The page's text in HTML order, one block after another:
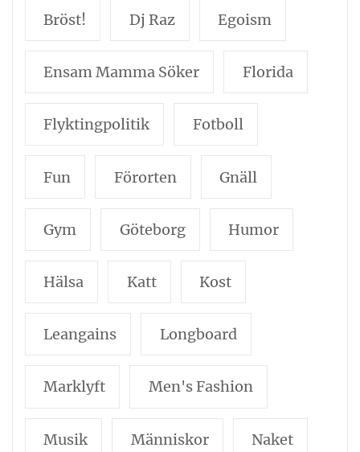
Bröst! Dj Raz Egoism
Ensam Mamma Söker Florida
Flyktingpolitik Fotboll
Fun Förorten Gnäll
Gym Göteborg Humor
Hälsa Katt Kost
Leangains Longboard
Marklyft Men's Fashion
Musik Människor Naket